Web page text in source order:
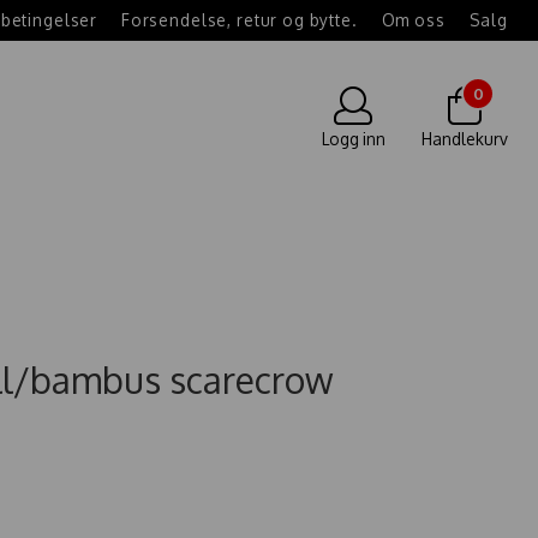
Forsendelse, retur og bytte. Om oss Salg
Logg inn
0
Handlekurv
bambus scarecrow